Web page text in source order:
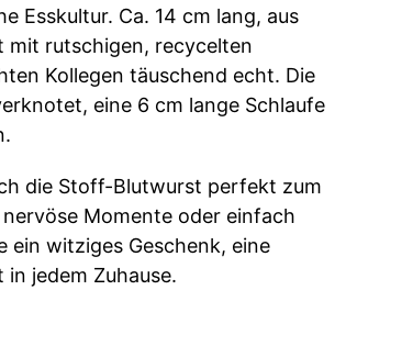
Esskultur. Ca. 14 cm lang, aus
mit rutschigen, recycelten
Kollegen täuschend echt. Die
eine 6 cm lange Schlaufe
die Stoff-Blutwurst perfekt zum
Momente oder einfach
ein witziges Geschenk, eine
jedem Zuhause.